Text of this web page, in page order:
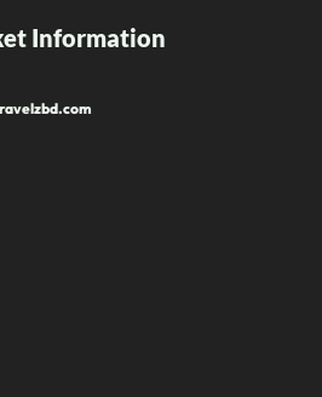
Information